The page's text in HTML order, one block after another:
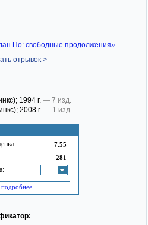
7.55
281
-
подробнее
По: свободные продолжения»
отрывок >
; 1994 г. — 7 изд.
; 2008 г. — 1 изд.